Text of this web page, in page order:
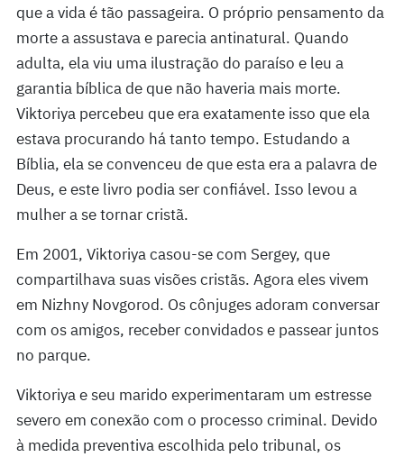
que a vida é tão passageira. O próprio pensamento da
morte a assustava e parecia antinatural. Quando
adulta, ela viu uma ilustração do paraíso e leu a
garantia bíblica de que não haveria mais morte.
Viktoriya percebeu que era exatamente isso que ela
estava procurando há tanto tempo. Estudando a
Bíblia, ela se convenceu de que esta era a palavra de
Deus, e este livro podia ser confiável. Isso levou a
mulher a se tornar cristã.
Em 2001, Viktoriya casou-se com Sergey, que
compartilhava suas visões cristãs. Agora eles vivem
em Nizhny Novgorod. Os cônjuges adoram conversar
com os amigos, receber convidados e passear juntos
no parque.
Viktoriya e seu marido experimentaram um estresse
severo em conexão com o processo criminal. Devido
à medida preventiva escolhida pelo tribunal, os